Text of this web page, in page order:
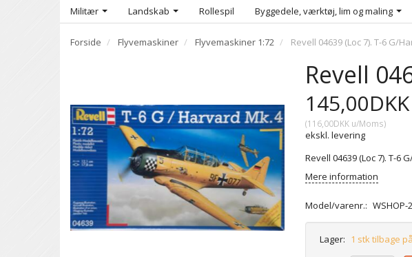
Militær
Landskab Rollespil Byggedele, værktøj, lim og maling
Forside Flyvemaskiner Flyvemaskiner 1:72 Revell 04639 (Loc 7). T-6 G/
Revell
145,00DKK
(116,00DKK u/Moms)
ekskl. levering
Revell 04639 (Loc 7). T-6
Mere information
Model/varenr.: WSHOP-
Lager: 1 stk tilbage